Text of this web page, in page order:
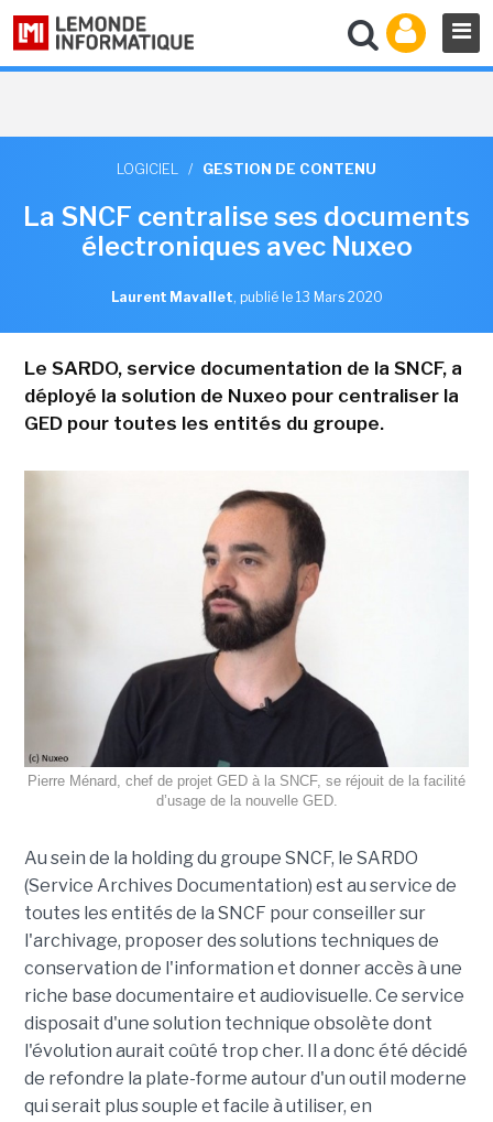
LOGICIEL / GESTION DE CONTENU
La SNCF centralise ses documents
électroniques avec Nuxeo
Laurent Mavallet, publié le 13 Mars 2020
Le SARDO, service documentation de la SNCF, a
déployé la solution de Nuxeo pour centraliser la
GED pour toutes les entités du groupe.
Pierre Ménard, chef de projet GED à la SNCF, se réjouit de la facilité
d’usage de la nouvelle GED.
Au sein de la holding du groupe SNCF, le SARDO
(Service Archives Documentation) est au service de
toutes les entités de la SNCF pour conseiller sur
l'archivage, proposer des solutions techniques de
conservation de l'information et donner accès à une
riche base documentaire et audiovisuelle. Ce service
disposait d'une solution technique obsolète dont
l'évolution aurait coûté trop cher. Il a donc été décidé
de refondre la plate-forme autour d'un outil moderne
qui serait plus souple et facile à utiliser, en